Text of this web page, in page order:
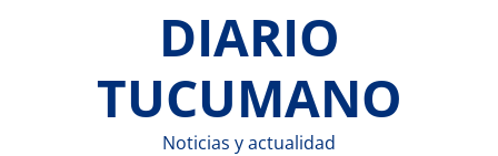
DIARIO
TUCUMANO
Noticias y actualidad